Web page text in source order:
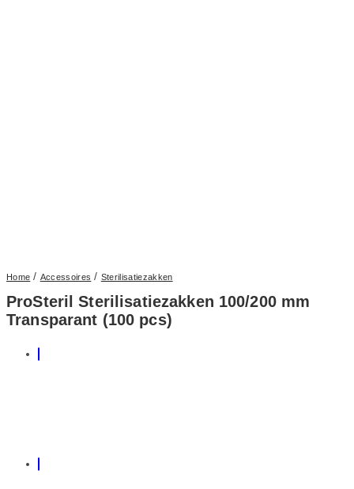
Home / Accessoires / Sterilisatiezakken
ProSteril Sterilisatiezakken 100/200 mm
Transparant (100 pcs)